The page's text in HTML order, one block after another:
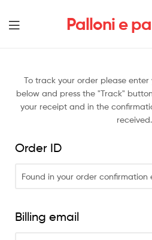
Palloni e
To track your order please
below and press the "Track"
your receipt and in the
received.
Order ID
Billing email